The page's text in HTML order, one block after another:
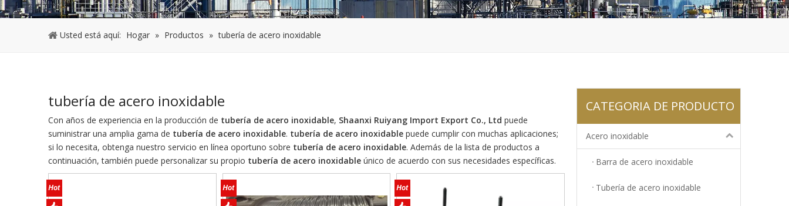
Usted está aquí: Hogar » Productos » tubería de acero inoxidable
tubería de acero inoxidable
Con años de experiencia en la producción de tubería de acero inoxidable, Shaanxi Ruiyang Import Export Co., Ltd puede
suministrar una amplia gama de tubería de acero inoxidable. tubería de acero inoxidable puede cumplir con muchas aplicaciones;
si lo necesita, obtenga nuestro servicio en línea oportuno sobre tubería de acero inoxidable. Además de la lista de productos a
continuación, también puede personalizar su propio tubería de acero inoxidable único de acuerdo con sus necesidades específicas.
CATEGORIA DE PRODUCTO
Acero inoxidable
Barra de acero inoxidable
Tubería de acero inoxidable